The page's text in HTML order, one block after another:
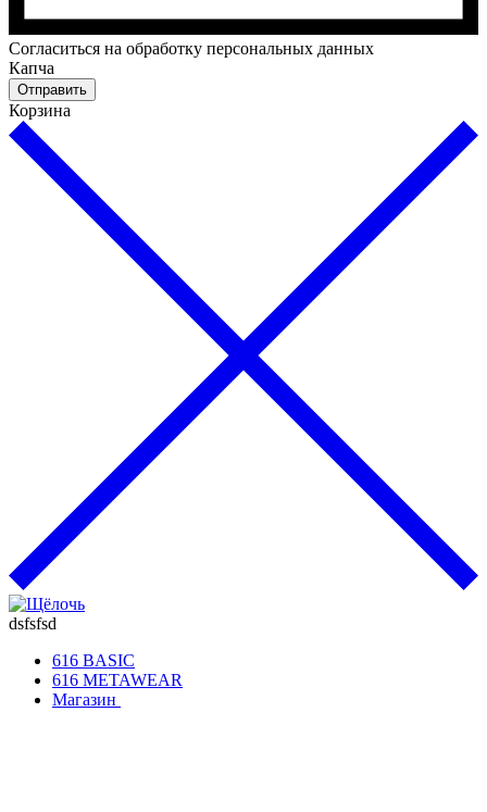
Cогласиться на обработку персональных данных
Капча
Отправить
Корзина
dsfsfsd
616 BASIC
616 METAWEAR
Магазин